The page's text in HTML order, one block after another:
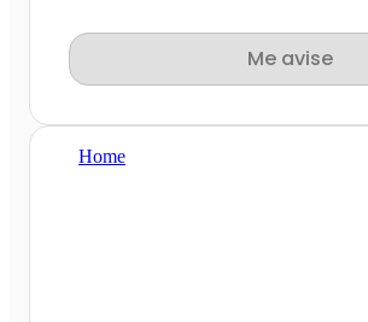
Me avise
Home